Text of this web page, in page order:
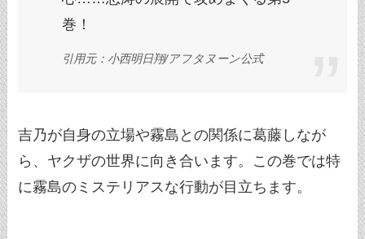
巻！
引用元：小西明日翔/アフタヌーン公式
吉乃が自身の立場や霧島との関係に葛藤しなが
ら、ヤクザの世界に向き合います。この巻では特
に霧島のミステリアスな行動が目立ちます。